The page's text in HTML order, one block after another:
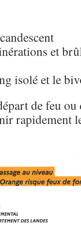
et
isolé et le
de feu ou
rapidement